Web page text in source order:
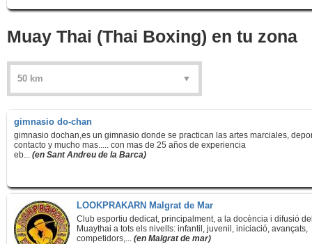
Muay Thai (Thai Boxing) en tu zona
gimnasio do-chan
gimnasio dochan,es un gimnasio donde se practican las artes marciales,
contacto y mucho mas..... con mas de 25 años de experiencia
eb... (en Sant Andreu de la Barca)
LOOKPRAKARN Malgrat de Mar
Club esportiu dedicat, principalment, a la docència i difusió
Muaythai a tots els nivells: infantil, juvenil, iniciació, avançats,
competidors,... (en Malgrat de mar)